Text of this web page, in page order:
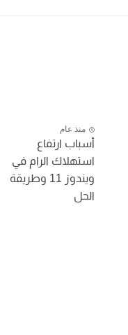
منذ عام
أسباب ارتفاع
استهلاك الرام في
ويندوز 11 وطريقة
الحل